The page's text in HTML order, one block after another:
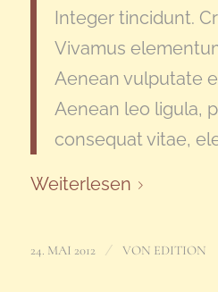
Integer tincidunt.
Vivamus
Aenean vulputate
Aenean leo ligula,
consequat vitae,
Weiterlesen
24. MAI 2012 / VON EDITION